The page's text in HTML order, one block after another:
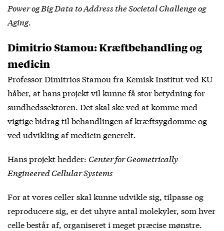
Power og Big Data to Address the Societal Challenge og
Aging.
Dimitrio Stamou: Kræftbehandling og
medicin
Professor Dimitrios Stamou fra Kemisk Institut ved KU
håber, at hans projekt vil kunne få stor betydning for
sundhedssektoren. Det skal ske ved at komme med
vigtige bidrag til behandlingen af kræftsygdomme og
ved udvikling af medicin generelt.
Hans projekt hedder: Center for Geometrically
Engineered Cellular Systems
For at vores celler skal kunne udvikle sig, tilpasse og
reproducere sig, er det uhyre antal molekyler, som hver
celle består af, organiseret i meget præcise mønstre.